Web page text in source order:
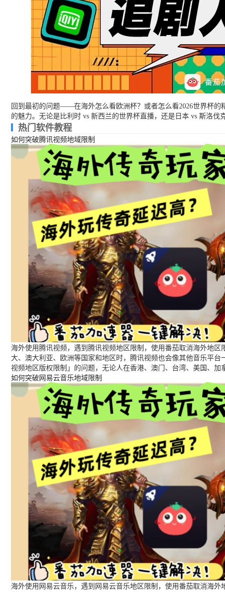
回到最初的问题——在海外怎么看欧洲杯？或者怎么看2026世界杯的
的魅力。无论是比利时 vs 新西兰的世界杯直播，还是日本 vs 斯洛
热门软件教程
如何突破腾讯视频地域限制
海外使用腾讯视频，遇到腾讯视频地区限制，使用番茄取消海外地
大、澳大利亚、欧洲等国家和地区时，腾讯视频也会像其他音乐平
视频地区版权限制」的问题，无论人在香港、澳门、台湾、美国、
如何突破网易云音乐地域限制
海外使用网易云音乐，遇到网易云音乐地区限制，使用番茄取消海